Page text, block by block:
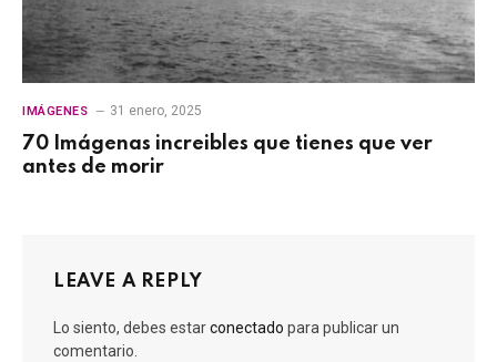
IMÁGENES 31 enero, 2025
70 Imágenas increibles que tienes que ver
antes de morir
LEAVE A REPLY
Lo siento, debes estarconectado para publicar un
comentario.